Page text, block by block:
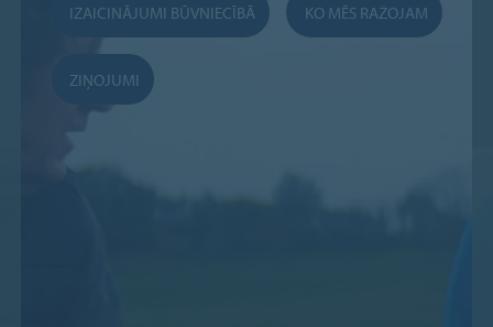
IZAICINĀJUMI BŪVNIECĪBĀ KO MĒS RAŽOJAM
ZIŅOJUMI